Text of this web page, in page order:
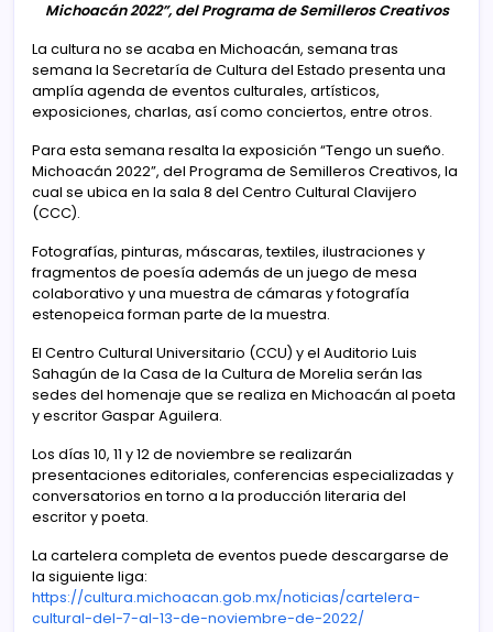
Michoacán 2022”, del Programa de Semilleros Creativos
La cultura no se acaba en Michoacán, semana tras
semana la Secretaría de Cultura del Estado presenta una
amplía agenda de eventos culturales, artísticos,
exposiciones, charlas, así como conciertos, entre otros.
Para esta semana resalta la exposición “Tengo un sueño.
Michoacán 2022”, del Programa de Semilleros Creativos, la
cual se ubica en la sala 8 del Centro Cultural Clavijero
(CCC).
Fotografías, pinturas, máscaras, textiles, ilustraciones y
fragmentos de poesía además de un juego de mesa
colaborativo y una muestra de cámaras y fotografía
estenopeica forman parte de la muestra.
El Centro Cultural Universitario (CCU) y el Auditorio Luis
Sahagún de la Casa de la Cultura de Morelia serán las
sedes del homenaje que se realiza en Michoacán al poeta
y escritor Gaspar Aguilera.
Los días 10, 11 y 12 de noviembre se realizarán
presentaciones editoriales, conferencias especializadas y
conversatorios en torno a la producción literaria del
escritor y poeta.
La cartelera completa de eventos puede descargarse de
la siguiente liga:
https://cultura.michoacan.gob.mx/noticias/cartelera-
cultural-del-7-al-13-de-noviembre-de-2022/